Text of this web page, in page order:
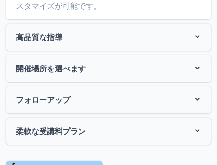
スタマイズが可能です。
高品質な指導
開催場所を選べます
フォローアップ
柔軟な受講料プラン